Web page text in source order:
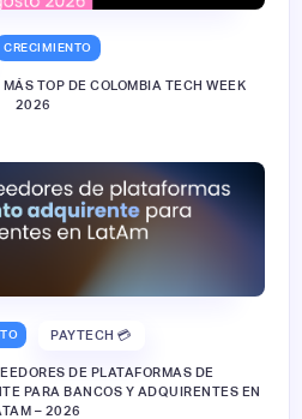
CRECIMIENTO
TOP DE COLOMBIA TECH WEEK
2026
PAYTECH 💳
DE PLATAFORMAS DE
PARA BANCOS Y ADQUIRENTES EN
– 2026